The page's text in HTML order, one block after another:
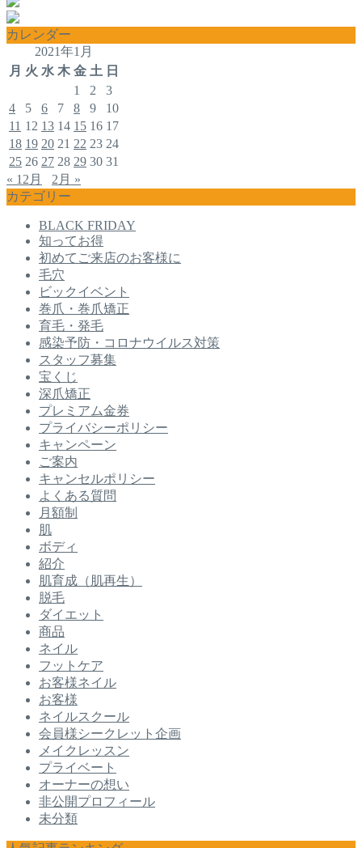
カレンダー
2021年1月
月 火 水 木 金 土 日
1
2
3
4
5 6 7 8 9
10
11 12 13 14 15 16 17
18 19 20 21 22 23 24
25 26 27 28 29 30 31
« 12月
2月 »
カテゴリー
BLACK FRIDAY
知ってお得
初めてご来店のお客様に
毛穴
ビックイベント
巻爪・巻爪矯正
育毛・発毛
感染予防・コロナウイルス対策
スタッフ募集
宝くじ
深爪矯正
プレミアム金券
プライバシーポリシー
キャンペーン
ご案内
キャンセルポリシー
よくある質問
月額制
肌
ボディ
紹介
肌育成（肌再生）
脱毛
ダイエット
商品
ネイル
フットケア
お客様ネイル
お客様
ネイルスクール
会員様シークレット企画
メイクレッスン
プライベート
オーナーの想い
非公開プロフィール
未分類